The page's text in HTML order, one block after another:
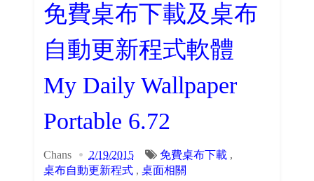
免費桌布下載及桌布
自動更新程式軟體
My Daily Wallpaper
Portable 6.72
Chans 2/19/2015 免費桌布下載,
桌布自動更新程式, 桌面相關